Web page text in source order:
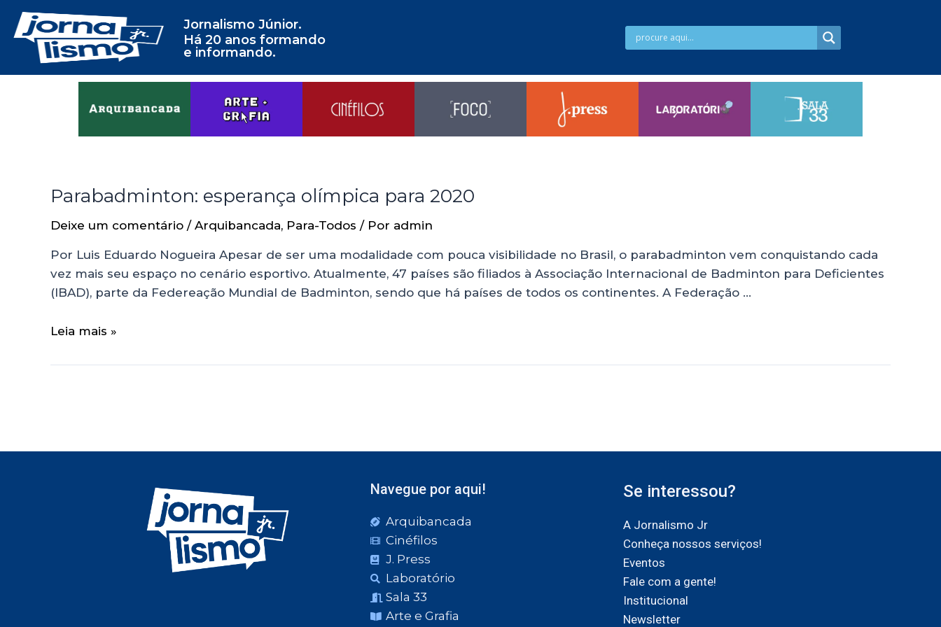
Jornalismo Júnior.
Há 20 anos formando
e informando.
Parabadminton: esperança olímpica para 2020
Deixe um comentário / Arquibancada, Para-Todos / Por admin
Por Luis Eduardo Nogueira Apesar de ser uma modalidade com pouca visibilidade no Brasil, o parabadminton vem conquistando cada
vez mais seu espaço no cenário esportivo. Atualmente, 47 países são filiados à Associação Internacional de Badminton para Deficientes
(IBAD), parte da Federeação Mundial de Badminton, sendo que há países de todos os continentes. A Federação …
Leia mais »
Navegue por aqui!
Arquibancada
Cinéfilos
J. Press
Laboratório
Sala 33
Arte e Grafia
Se interessou?
A Jornalismo Jr
Conheça nossos serviços!
Eventos
Fale com a gente!
Institucional
Newsletter